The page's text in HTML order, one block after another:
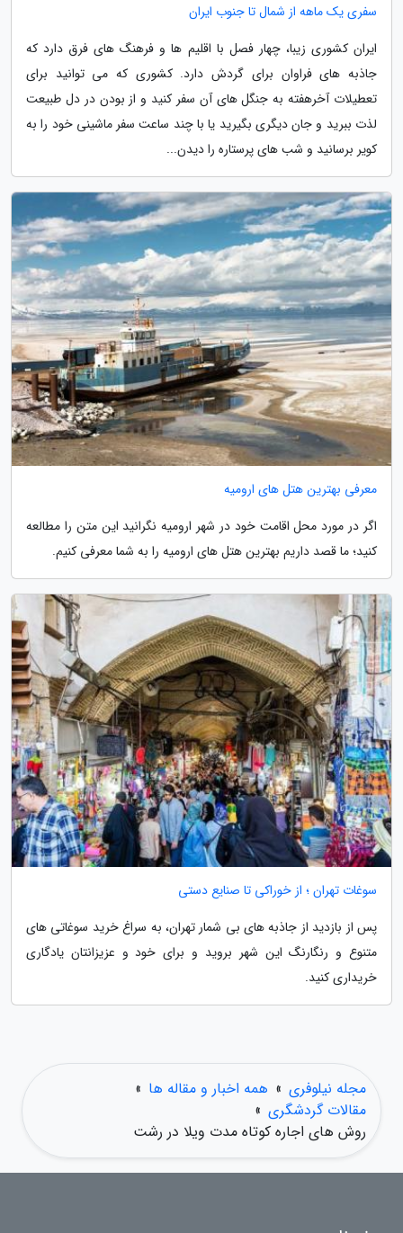
سفری یک ماهه از شمال تا جنوب ایران
ایران کشوری زیبا، چهار فصل با اقلیم ها و فرهنگ های فرق دارد که
جاذبه های فراوان برای گردش دارد. کشوری که می توانید برای
تعطیلات آخرهفته به جنگل های آن سفر کنید و از بودن در دل طبیعت
لذت ببرید و جان دیگری بگیرید یا با چند ساعت سفر ماشینی خود را به
کویر برسانید و شب های پرستاره را دیدن...
معرفی بهترین هتل های ارومیه
اگر در مورد محل اقامت خود در شهر ارومیه نگرانید این متن را مطالعه
کنید؛ ما قصد داریم بهترین هتل های ارومیه را به شما معرفی کنیم.
سوغات تهران ؛ از خوراکی تا صنایع دستی
پس از بازدید از جاذبه های بی شمار تهران، به سراغ خرید سوغاتی های
متنوع و رنگارنگ این شهر بروید و برای خود و عزیزانتان یادگاری
خریداری کنید.
مجله نیلوفری » همه اخبار و مقاله ها »
مقالات گردشگری »
روش های اجاره کوتاه مدت ویلا در رشت